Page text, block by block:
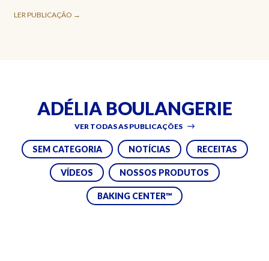
LER PUBLICAÇÃO →
ADÉLIA BOULANGERIE
VER TODAS AS PUBLICAÇÕES
SEM CATEGORIA NOTÍCIAS RECEITAS
VÍDEOS NOSSOS PRODUTOS
BAKING CENTER™